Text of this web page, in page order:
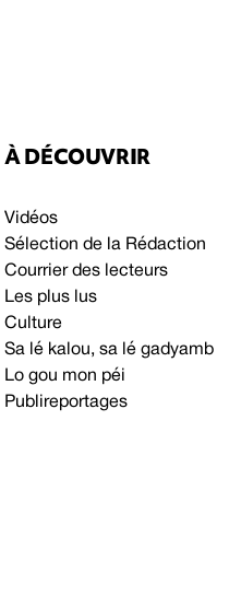
À DÉCOUVRIR
Vidéos
Sélection de la Rédaction
Courrier des lecteurs
Les plus lus
Culture
Sa lé kalou, sa lé gadyamb
Lo gou mon péi
Publireportages